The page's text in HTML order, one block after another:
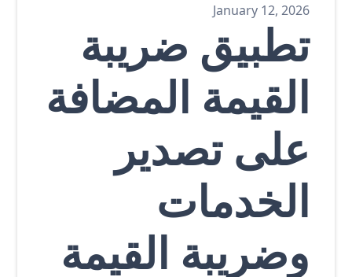
January 12, 2026
تطبيق ضريبة
القيمة المضافة
على تصدير
الخدمات
وضريبة القيمة